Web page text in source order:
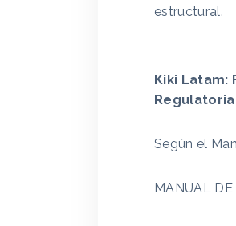
estructural.
Kiki Latam:
Regulatoria
Según el
MANUAL DE